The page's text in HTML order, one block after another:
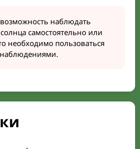
возможность наблюдать
солнца самостоятельно или
необходимо пользоваться